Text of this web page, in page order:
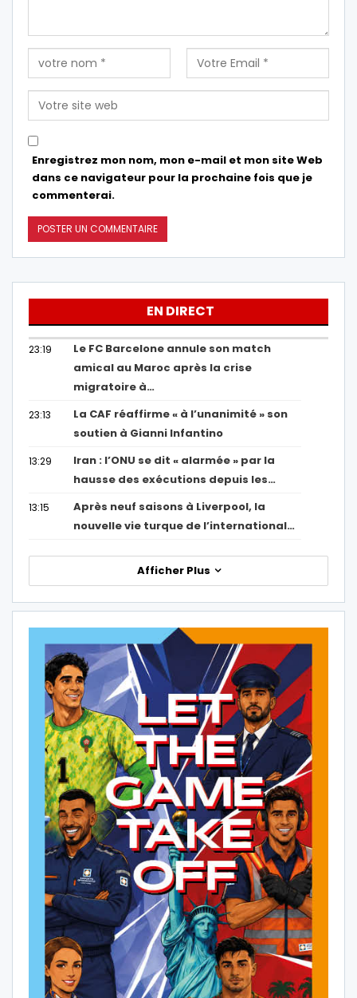
Enregistrez mon nom, mon e-mail et mon site Web
dans ce navigateur pour la prochaine fois que je
commenterai.
EN DIRECT
23:19
Le FC Barcelone annule son match
amical au Maroc après la crise
migratoire à…
23:13
La CAF réaffirme « à l’unanimité » son
soutien à Gianni Infantino
13:29
Iran : l’ONU se dit « alarmée » par la
hausse des exécutions depuis les…
13:15
Après neuf saisons à Liverpool, la
nouvelle vie turque de l’international…
Afficher Plus